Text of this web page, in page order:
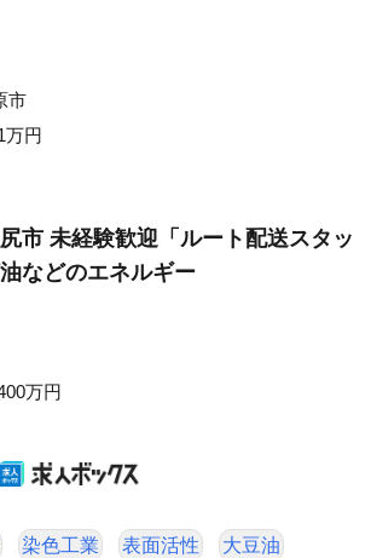
市
万円
市 未経験歓迎「ルート配送スタッ
などのエネルギー
万円
染色工業 表面活性 大豆油